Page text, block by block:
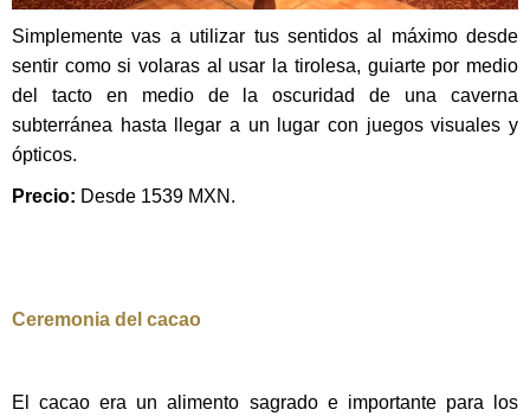
Simplemente vas a utilizar tus sentidos al máximo desde
sentir como si volaras al usar la tirolesa, guiarte por medio
del tacto en medio de la oscuridad de una caverna
subterránea hasta llegar a un lugar con juegos visuales y
ópticos.
Precio: Desde 1539 MXN.
Ceremonia del cacao
El cacao era un alimento sagrado e importante para los